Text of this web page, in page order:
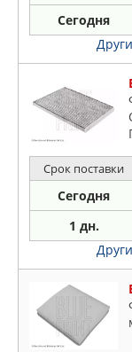
Сегодня
Срок поставки
Сегодня
1 дн.